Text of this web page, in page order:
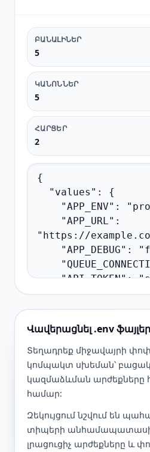
ԲԱՆԱԼԻՆԵՐ
5
ԿԱՆՈՆՆԵՐ
5
ՀԱՐՑԵՐ
2
Վավերացնել .env
Տեղադրեք միջավայրի
կոմպակտ սխեման՝
կազմաձևման արժեքները
համար:
Զեկույցում նշվում են
տիպերի
լրացուցիչ արժեքները և